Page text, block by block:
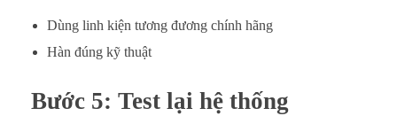
Dùng linh kiện tương đương chính hãng
Hàn đúng kỹ thuật
Bước 5: Test lại hệ thống